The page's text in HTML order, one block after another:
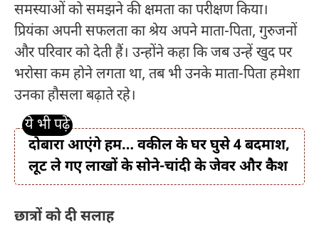
समस्याओं को समझने की क्षमता का परीक्षण किया।
प्रियंका अपनी सफलता का श्रेय अपने माता-पिता, गुरुजनों
और परिवार को देती हैं। उन्होंने कहा कि जब उन्हें खुद पर
भरोसा कम होने लगता था, तब भी उनके माता-पिता हमेशा
उनका हौसला बढ़ाते रहे।
दोबारा आएंगे हम… वकील के घर घुसे 4 बदमाश,
लूट ले गए लाखों के सोने-चांदी के जेवर और कैश
छात्रों को दी सलाह